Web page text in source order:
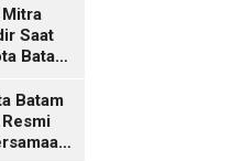
Saat
Batam
Batam